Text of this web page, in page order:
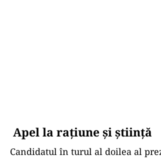
Apel la rațiune și știință
Candidatul în turul al doilea al